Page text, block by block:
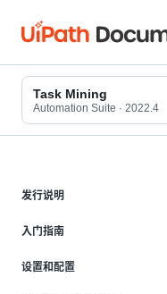
Task Mining
Automation Suite · 2022.4
发行说明
入门指南
设置和配置